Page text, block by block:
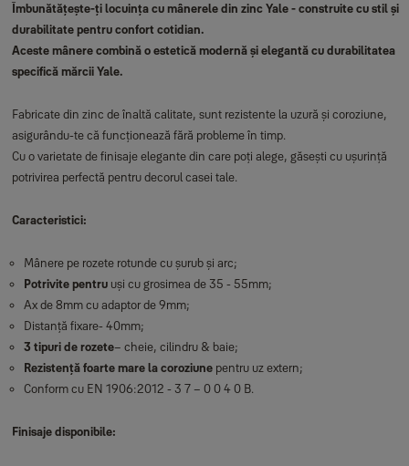
Îmbunătățește-ți locuința cu mânerele din zinc Yale - construite cu stil și
durabilitate pentru confort cotidian.
Aceste mânere combină o estetică modernă și elegantă cu durabilitatea
specifică mărcii Yale.
Fabricate din zinc de înaltă calitate, sunt rezistente la uzură și coroziune,
asigurându-te că funcționează fără probleme în timp.
Cu o varietate de finisaje elegante din care poți alege, găsești cu ușurință
potrivirea perfectă pentru decorul casei tale.
Caracteristici:
Mânere pe rozete rotunde cu șurub și arc;
Potrivite pentruuși cu grosimea de 35 - 55mm;
Ax de 8mm cu adaptor de 9mm;
Distanță fixare- 40mm;
3 tipuri de rozete– cheie, cilindru & baie;
Rezistență foarte mare la coroziunepentru uz extern;
Conform cu EN 1906:2012 - 3 7 – 0 0 4 0 B.
Finisaje disponibile: